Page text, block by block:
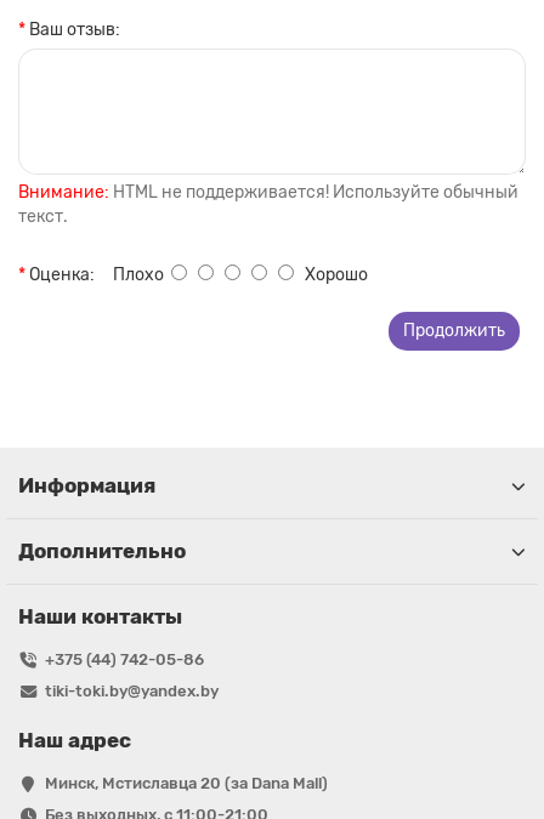
Ваш отзыв:
Внимание: HTML не поддерживается! Используйте обычный
текст.
Оценка: Плохо Хорошо
Продолжить
Информация
Дополнительно
Наши контакты
+375 (44) 742-05-86
tiki-toki.by@yandex.by
Наш адрес
Минск, Мстиславца 20 (за Dana Mall)
Без выходных, с 11:00-21:00